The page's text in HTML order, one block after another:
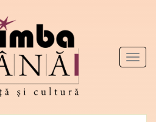
Toggle